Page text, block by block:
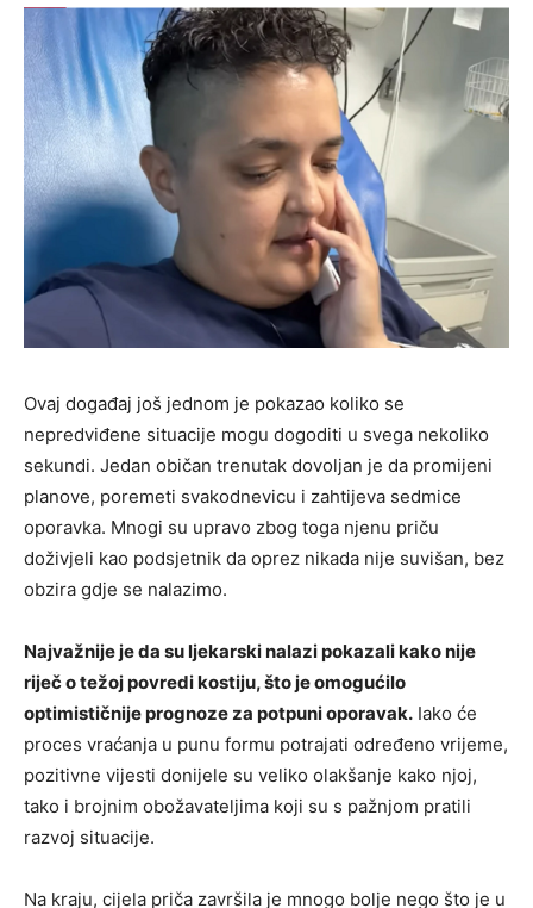
Ovaj događaj još jednom je pokazao koliko se
nepredviđene situacije mogu dogoditi u svega nekoliko
sekundi. Jedan običan trenutak dovoljan je da promijeni
planove, poremeti svakodnevicu i zahtijeva sedmice
oporavka. Mnogi su upravo zbog toga njenu priču
doživjeli kao podsjetnik da oprez nikada nije suvišan, bez
obzira gdje se nalazimo.
Najvažnije je da su ljekarski nalazi pokazali kako nije
riječ o težoj povredi kostiju, što je omogućilo
optimističnije prognoze za potpuni oporavak. Iako će
proces vraćanja u punu formu potrajati određeno vrijeme,
pozitivne vijesti donijele su veliko olakšanje kako njoj,
tako i brojnim obožavateljima koji su s pažnjom pratili
razvoj situacije.
Na kraju, cijela priča završila je mnogo bolje nego što je u